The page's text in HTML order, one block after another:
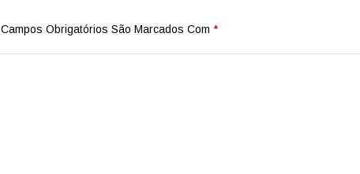
Campos Obrigatórios São Marcados Com *